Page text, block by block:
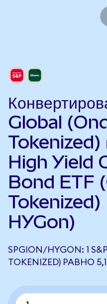
Global
Tokenized)
High Yield
Bond ETF
Tokenized)
HYGon)
SPGION/HYGON: 1
TOKENIZED) РАВНО